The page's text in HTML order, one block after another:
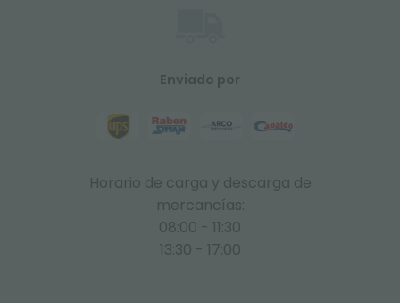
Enviado por
Horario de carga y descarga de
mercancías:
08:00 - 11:30
13:30 - 17:00